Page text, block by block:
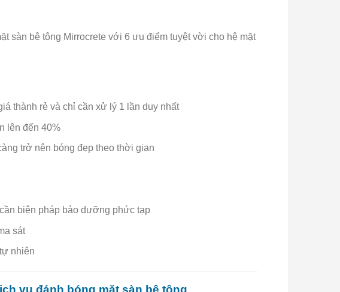
sàn bê tông Mirrocrete với 6 ưu điểm tuyệt vời cho hệ mặt
thành rẻ và chỉ cần xử lý 1 lần duy nhất
lên đến 40%
trở nên bóng đẹp theo thời gian
biện pháp bảo dưỡng phức tạp
sát
nhiên
vụ đánh bóng mặt sàn bê tông